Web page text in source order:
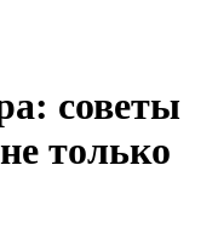
советы
только